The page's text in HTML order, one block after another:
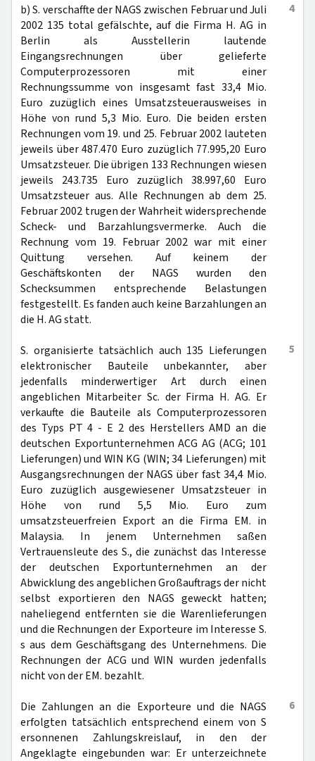
4
b) S. verschaffte der NAGS zwischen Februar und Juli
2002 135 total gefälschte, auf die Firma H. AG in
Berlin als Ausstellerin lautende
Eingangsrechnungen über gelieferte
Computerprozessoren mit einer
Rechnungssumme von insgesamt fast 33,4 Mio.
Euro zuzüglich eines Umsatzsteuerausweises in
Höhe von rund 5,3 Mio. Euro. Die beiden ersten
Rechnungen vom 19. und 25. Februar 2002 lauteten
jeweils über 487.470 Euro zuzüglich 77.995,20 Euro
Umsatzsteuer. Die übrigen 133 Rechnungen wiesen
jeweils 243.735 Euro zuzüglich 38.997,60 Euro
Umsatzsteuer aus. Alle Rechnungen ab dem 25.
Februar 2002 trugen der Wahrheit widersprechende
Scheck- und Barzahlungsvermerke. Auch die
Rechnung vom 19. Februar 2002 war mit einer
Quittung versehen. Auf keinem der
Geschäftskonten der NAGS wurden den
Schecksummen entsprechende Belastungen
festgestellt. Es fanden auch keine Barzahlungen an
die H. AG statt.
5
S. organisierte tatsächlich auch 135 Lieferungen
elektronischer Bauteile unbekannter, aber
jedenfalls minderwertiger Art durch einen
angeblichen Mitarbeiter Sc. der Firma H. AG. Er
verkaufte die Bauteile als Computerprozessoren
des Typs PT 4 - E 2 des Herstellers AMD an die
deutschen Exportunternehmen ACG AG (ACG; 101
Lieferungen) und WIN KG (WIN; 34 Lieferungen) mit
Ausgangsrechnungen der NAGS über fast 34,4 Mio.
Euro zuzüglich ausgewiesener Umsatzsteuer in
Höhe von rund 5,5 Mio. Euro zum
umsatzsteuerfreien Export an die Firma EM. in
Malaysia. In jenem Unternehmen saßen
Vertrauensleute des S., die zunächst das Interesse
der deutschen Exportunternehmen an der
Abwicklung des angeblichen Großauftrags der nicht
selbst exportieren den NAGS geweckt hatten;
naheliegend entfernten sie die Warenlieferungen
und die Rechnungen der Exporteure im Interesse S.
s aus dem Geschäftsgang des Unternehmens. Die
Rechnungen der ACG und WIN wurden jedenfalls
nicht von der EM. bezahlt.
6
Die Zahlungen an die Exporteure und die NAGS
erfolgten tatsächlich entsprechend einem von S
ersonnenen Zahlungskreislauf, in den der
Angeklagte eingebunden war: Er unterzeichnete